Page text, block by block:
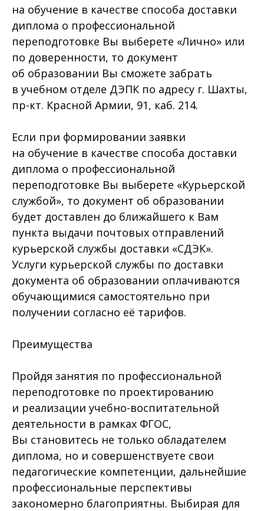
на обучение в качестве способа доставки
диплома о профессиональной
переподготовке Вы выберете «Лично» или
по доверенности, то документ
об образовании Вы сможете забрать
в учебном отделе ДЭПК по адресу г. Шахты,
пр-кт. Красной Армии, 91, каб. 214.
Если при формировании заявки
на обучение в качестве способа доставки
диплома о профессиональной
переподготовке Вы выберете «Курьерской
службой», то документ об образовании
будет доставлен до ближайшего к Вам
пункта выдачи почтовых отправлений
курьерской службы доставки «СДЭК».
Услуги курьерской службы по доставки
документа об образовании оплачиваются
обучающимися самостоятельно при
получении согласно её тарифов.
Преимущества
Пройдя занятия по профессиональной
переподготовке по проектированию
и реализации учебно-воспитательной
деятельности в рамках ФГОС,
Вы становитесь не только обладателем
диплома, но и совершенствуете свои
педагогические компетенции, дальнейшие
профессиональные перспективы
закономерно благоприятны. Выбирая для